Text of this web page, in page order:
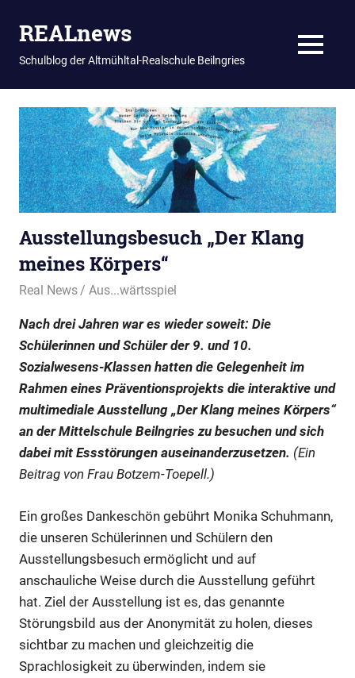
Inhalt
springen
REALnews
Schulblog der Altmühltal-Realschule Beilngries MENU
Ausstellungsbesuch „Der Klang
meines Körpers“
16. Mai 2025
Real News Aus...wärtsspiel
Nach drei Jahren war es wieder soweit: Die
Schülerinnen und Schüler der 9. und 10.
Sozialwesens-Klassen hatten die Gelegenheit im
Rahmen eines Präventionsprojekts die interaktive und
multimediale Ausstellung „Der Klang meines Körpers“
an der Mittelschule Beilngries zu besuchen und sich
dabei mit Essstörungen auseinanderzusetzen. (Ein
Beitrag von Frau Botzem-Toepell.)
Ein großes Dankeschön gebührt Monika Schuhmann,
die unseren Schülerinnen und Schülern den
Ausstellungsbesuch ermöglicht und auf
anschauliche Weise durch die Ausstellung geführt
hat. Ziel der Ausstellung ist es, das genannte
Störungsbild aus der Anonymität zu holen, dieses
sichtbar zu machen und gleichzeitig die
Sprachlosigkeit zu überwinden, indem sie